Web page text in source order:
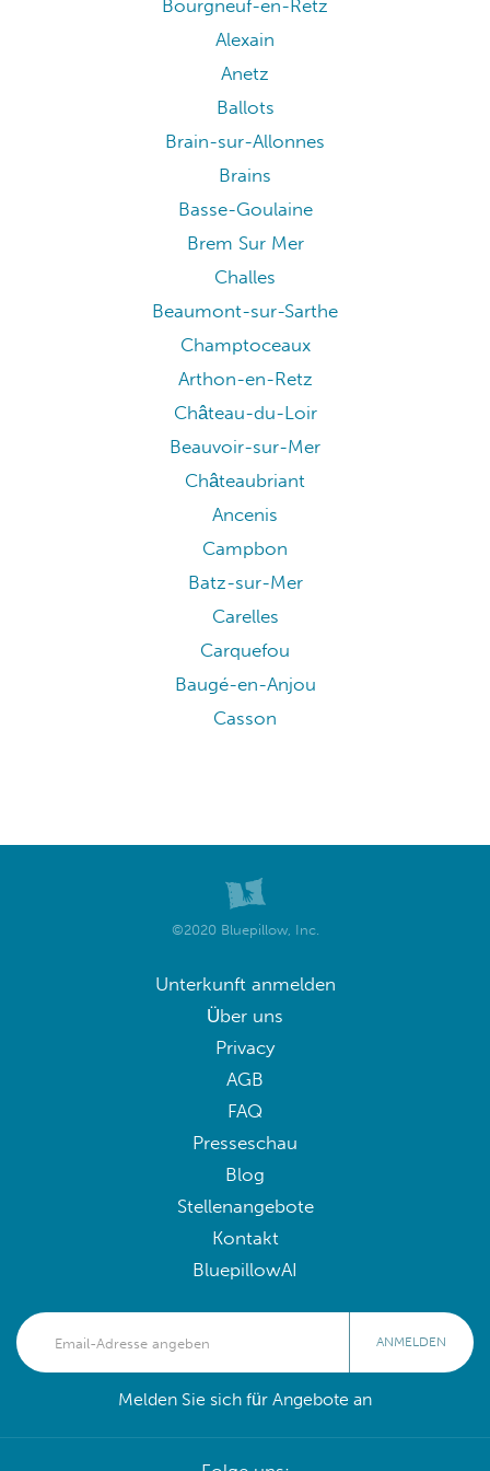
Bourgneuf-en-Retz
Alexain
Anetz
Ballots
Brain-sur-Allonnes
Brains
Basse-Goulaine
Brem Sur Mer
Challes
Beaumont-sur-Sarthe
Champtoceaux
Arthon-en-Retz
Château-du-Loir
Beauvoir-sur-Mer
Châteaubriant
Ancenis
Campbon
Batz-sur-Mer
Carelles
Carquefou
Baugé-en-Anjou
Casson
©2020 Bluepillow, Inc.
Unterkunft anmelden
Über uns
Privacy
AGB
FAQ
Presseschau
Blog
Stellenangebote
Kontakt
BluepillowAI
ANMELDEN
Melden Sie sich für Angebote an